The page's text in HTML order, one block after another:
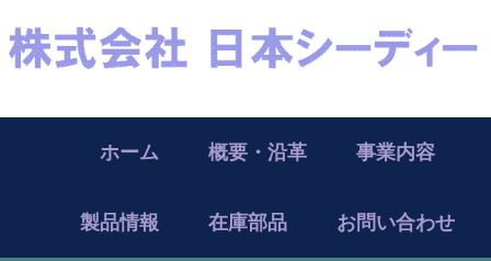
ホーム 概要・沿革 事業内容
製品情報 在庫部品 お問い合わせ